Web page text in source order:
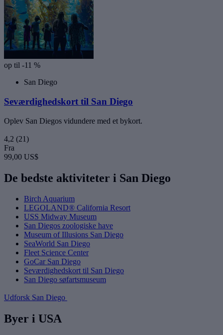
op til -11 %
San Diego
Seværdighedskort til San Diego
Oplev San Diegos vidundere med et bykort.
4,2 (21)
Fra
99,00 US$
De bedste aktiviteter i San Diego
Birch Aquarium
LEGOLAND® California Resort
USS Midway Museum
San Diegos zoologiske have
Museum of Illusions San Diego
SeaWorld San Diego
Fleet Science Center
GoCar San Diego
Seværdighedskort til San Diego
San Diego søfartsmuseum
Udforsk San Diego
Byer i USA